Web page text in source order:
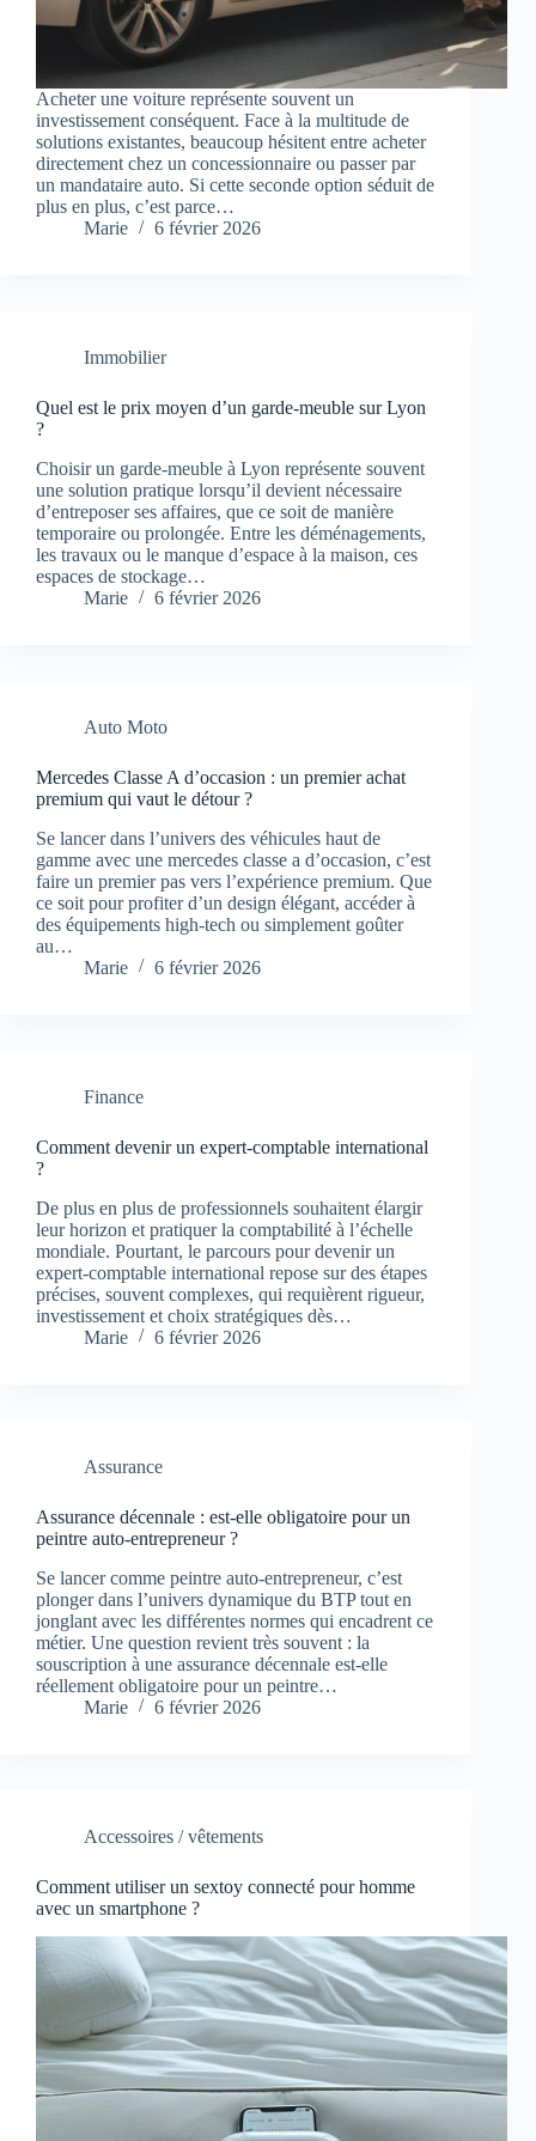
Acheter une voiture représente souvent un
investissement conséquent. Face à la multitude de
solutions existantes, beaucoup hésitent entre acheter
directement chez un concessionnaire ou passer par
un mandataire auto. Si cette seconde option séduit de
plus en plus, c’est parce…
Marie
6 février 2026
Immobilier
Quel est le prix moyen d’un garde-meuble sur Lyon
?
Choisir un garde-meuble à Lyon représente souvent
une solution pratique lorsqu’il devient nécessaire
d’entreposer ses affaires, que ce soit de manière
temporaire ou prolongée. Entre les déménagements,
les travaux ou le manque d’espace à la maison, ces
espaces de stockage…
Marie
6 février 2026
Auto Moto
Mercedes Classe A d’occasion : un premier achat
premium qui vaut le détour ?
Se lancer dans l’univers des véhicules haut de
gamme avec une mercedes classe a d’occasion, c’est
faire un premier pas vers l’expérience premium. Que
ce soit pour profiter d’un design élégant, accéder à
des équipements high-tech ou simplement goûter
au…
Marie
6 février 2026
Finance
Comment devenir un expert-comptable international
?
De plus en plus de professionnels souhaitent élargir
leur horizon et pratiquer la comptabilité à l’échelle
mondiale. Pourtant, le parcours pour devenir un
expert-comptable international repose sur des étapes
précises, souvent complexes, qui requièrent rigueur,
investissement et choix stratégiques dès…
Marie
6 février 2026
Assurance
Assurance décennale : est-elle obligatoire pour un
peintre auto-entrepreneur ?
Se lancer comme peintre auto-entrepreneur, c’est
plonger dans l’univers dynamique du BTP tout en
jonglant avec les différentes normes qui encadrent ce
métier. Une question revient très souvent : la
souscription à une assurance décennale est-elle
réellement obligatoire pour un peintre…
Marie
6 février 2026
Accessoires / vêtements
Comment utiliser un sextoy connecté pour homme
avec un smartphone ?